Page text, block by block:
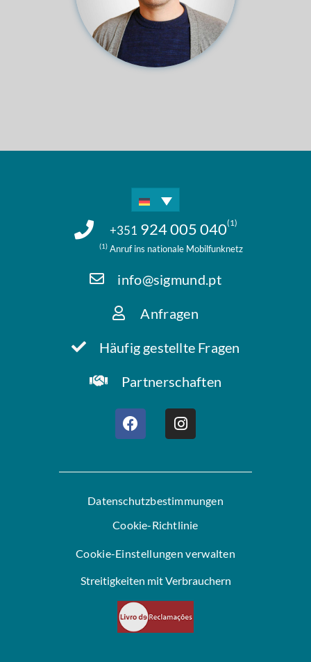
+351 924 005 040(1)
(1)Anruf ins nationale Mobilfunknetz
info@sigmund.pt
Anfragen
Häufig gestellte Fragen
Partnerschaften
Datenschutzbestimmungen
Cookie-Richtlinie
Cookie-Einstellungen verwalten
Streitigkeiten mit Verbrauchern